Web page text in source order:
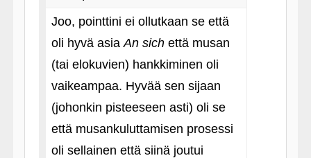
Joo, pointtini ei ollutkaan se että
oli hyvä asiaAn sichettä musan
(tai elokuvien) hankkiminen oli
vaikeampaa. Hyvää sen sijaan
(johonkin pisteeseen asti) oli se
että musankuluttamisen prosessi
oli sellainen että siinä joutui